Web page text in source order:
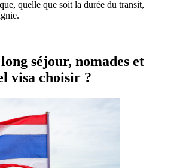
quelle que soit la durée du transit,
séjour, nomades et
visa choisir ?